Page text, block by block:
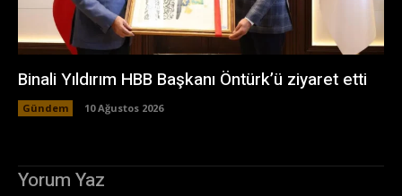
Binali Yıldırım HBB Başkanı Öntürk’ü ziyaret etti
Gündem 10 Ağustos 2026
Yorum Yaz